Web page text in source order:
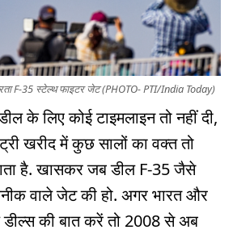
F-35 स्टेल्थ फाइटर जेट (PHOTO- PTI/India Today)
के लिए कोई टाइमलाइन तो नहीं दी,
खरीद में कुछ सालों का वक्त तो
है. खासकर जब डील F-35 जैसे
वाले जेट की हो. अगर भारत और
की बात करें तो 2008 से अब